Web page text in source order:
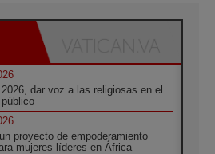
dar voz a las religiosas en el
un proyecto de empoderamiento
mujeres líderes en África